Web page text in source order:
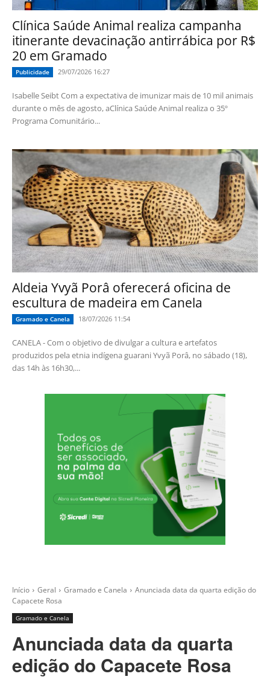
Clínica Saúde Animal realiza campanha
itinerante devacinação antirrábica por R$
20 em Gramado
Publicidade 29/07/2026 16:27
Isabelle Seibt Com a expectativa de imunizar mais de 10 mil animais
durante o mês de agosto, aClínica Saúde Animal realiza o 35º
Programa Comunitário...
Aldeia Yvyã Porâ oferecerá oficina de
escultura de madeira em Canela
Gramado e Canela 18/07/2026 11:54
CANELA - Com o objetivo de divulgar a cultura e artefatos
produzidos pela etnia indígena guarani Yvyã Porâ, no sábado (18),
das 14h às 16h30,...